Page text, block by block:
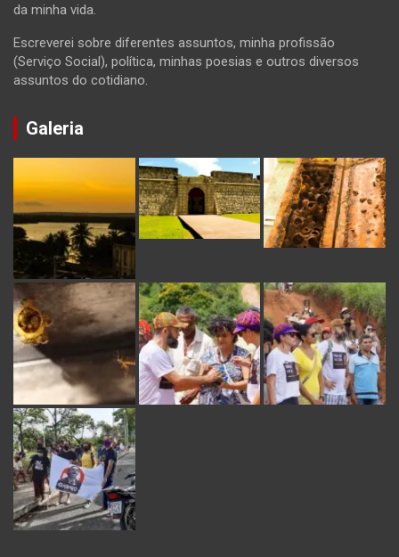
da minha vida.
Escreverei sobre diferentes assuntos, minha profissão
(Serviço Social), política, minhas poesias e outros diversos
assuntos do cotidiano.
Galeria